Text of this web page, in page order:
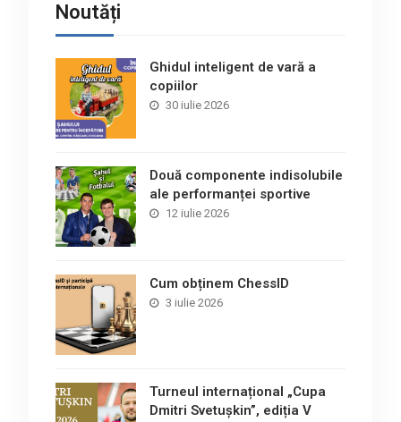
Noutăți
Ghidul inteligent de vară a
copiilor
30 iulie 2026
Două componente indisolubile
ale performanței sportive
12 iulie 2026
Cum obținem ChessID
3 iulie 2026
Turneul internațional „Cupa
Dmitri Svetușkin”, ediția V